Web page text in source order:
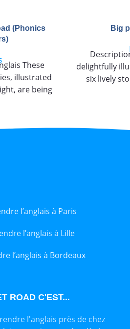
(Phonics
These
illustrated
are being
Big
delightfully
six lively
l’anglais à Paris
l’anglais à Lille
l’anglais à Bordeaux
ROAD C'EST...
l'anglais près de chez